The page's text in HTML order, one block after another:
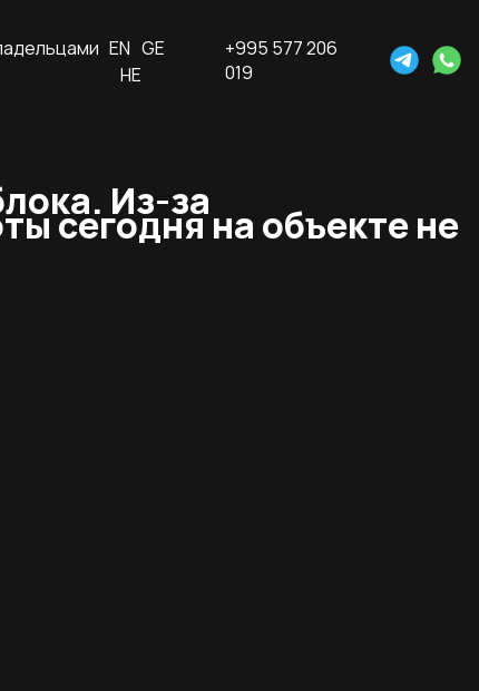
EN GE
HE
+995 577 206
019
Из-за
сегодня на объекте не